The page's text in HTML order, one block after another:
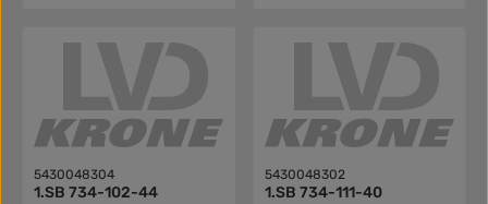
5430048304
1.SB 734-102-44
5430048302
1.SB 734-111-40